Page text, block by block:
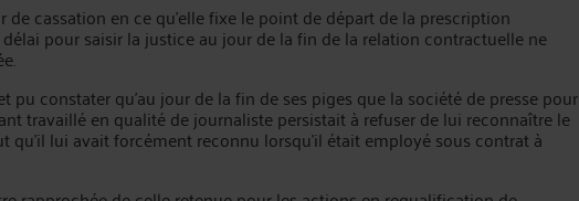
de cassation en ce qu'elle fixe le point de départ de la prescription
pour saisir la justice au jour de la fin de la relation contractuelle ne
pu constater qu'au jour de la fin de ses piges que la société de presse pour
travaillé en qualité de journaliste persistait à refuser de lui reconnaître le
qu'il lui avait forcément reconnu lorsqu'il était employé sous contrat à